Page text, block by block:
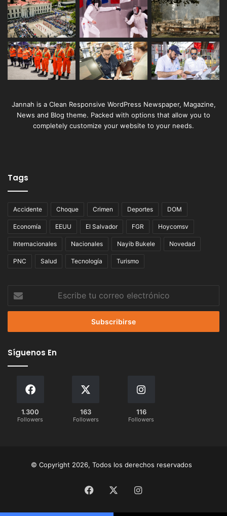
Jannah is a Clean Responsive WordPress Newspaper, Magazine,
News and Blog theme. Packed with options that allow you to
completely customize your website to your needs.
Tags
Accidente Choque Crimen Deportes DOM
Economía EEUU El Salvador FGR Hoycomsv
Internacionales Nacionales Nayib Bukele Novedad
PNC Salud Tecnología Turismo
correo
Síguenos En
1.300
Followers
163
Followers
116
Followers
© Copyright 2026, Todos los derechos reservados
Facebook Instagram